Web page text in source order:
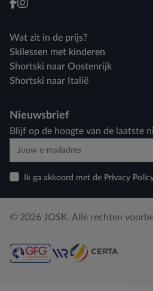
facebook
instagram
Wat zit in de prijs?
Skilessen met kinderen
Shortski naar Oostenrijk
Shortski naar Italië
Nieuwsbrief
Blijf op de hoogte van de laatste
Ik ga akkoord met de Privacy
© 2026 JOSK. Alle rechten